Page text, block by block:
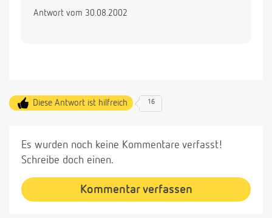
Antwort vom 30.08.2002
Diese Antwort ist hilfreich 16
Es wurden noch keine Kommentare verfasst!
Schreibe doch einen.
Kommentar verfassen